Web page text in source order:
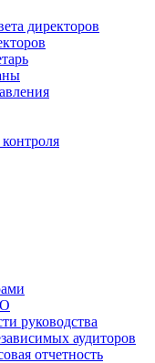
директоров
руководства
аудиторов
отчетность